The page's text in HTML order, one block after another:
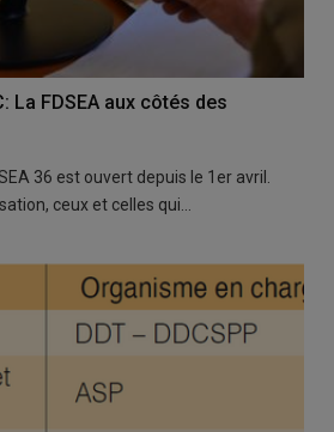
La FDSEA aux côtés des
36 est ouvert depuis le 1er avril.
ceux et celles qui…